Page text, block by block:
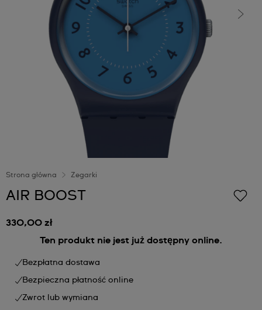
Strona główna Zegarki
AIR BOOST
330,00 zł
Ten produkt nie jest już dostępny online.
Bezpłatna dostawa
Bezpieczna płatność online
Zwrot lub wymiana